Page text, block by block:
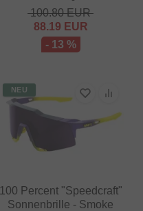
100.80EUR
88.19 EUR
- 13 %
NEU
100 Percent "Speedcraft"
Sonnenbrille - Smoke